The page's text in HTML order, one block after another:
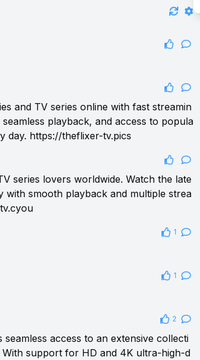
and TV series online with fast streamin
playback, and access to popula
day. https://theflixer-tv.pics
series lovers worldwide. Watch the late
with smooth playback and multiple strea
1
1
2
access to an extensive collecti
support for HD and 4K ultra-high-d